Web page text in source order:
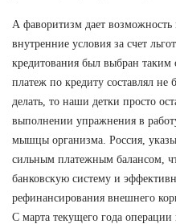
А фаворитизм дает возможность
внутренние условия за счет
кредитования был выбран
платеж по кредиту составлял не
делать, то наши детки просто
выполнении упражнения в
мышцы организма. Россия,
сильным платежным балансом,
банковскую систему и
рефинансирования внешнего
С марта текущего года